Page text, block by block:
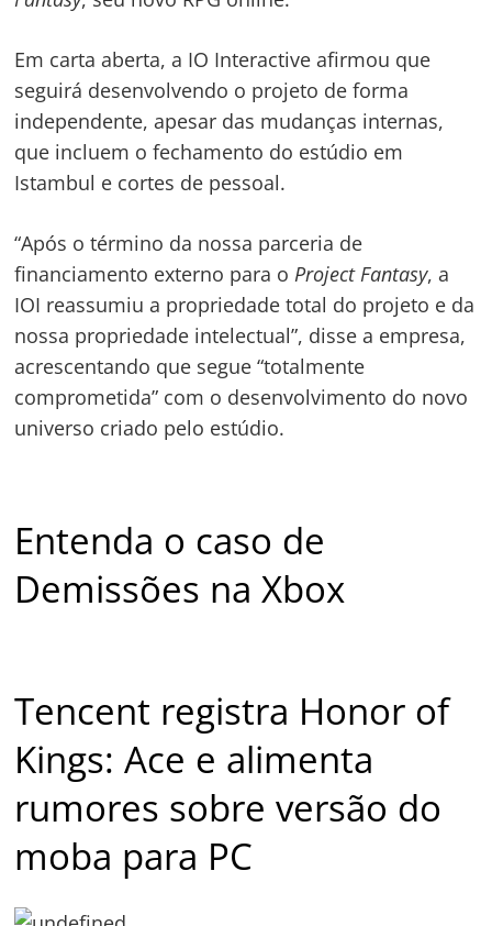
Em carta aberta, a IO Interactive afirmou que
seguirá desenvolvendo o projeto de forma
independente, apesar das mudanças internas,
que incluem o fechamento do estúdio em
Istambul e cortes de pessoal.
“Após o término da nossa parceria de
financiamento externo para oProject Fantasy, a
IOI reassumiu a propriedade total do projeto e da
nossa propriedade intelectual”, disse a empresa,
acrescentando que segue “totalmente
comprometida” com o desenvolvimento do novo
universo criado pelo estúdio.
Entenda o caso de
Demissões na Xbox
Tencent registra Honor of
Kings: Ace e alimenta
rumores sobre versão do
moba para PC